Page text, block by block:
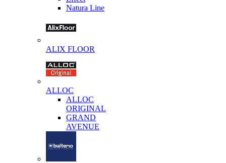
Natura Line
ALIX FLOOR
ALLOC
ALLOC
ORIGINAL
GRAND
AVENUE